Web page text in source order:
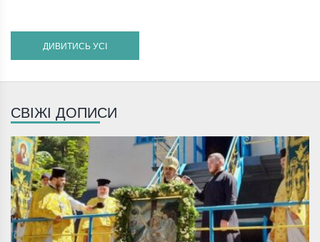
ДИВИТИСЬ УСІ
СВІЖІ ДОПИСИ